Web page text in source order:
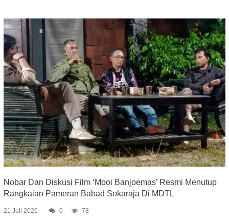
Nobar Dan Diskusi Film ‘Mooi Banjoemas’ Resmi Menutup
Rangkaian Pameran Babad Sokaraja Di MDTL
21 Juli 2026 0 78